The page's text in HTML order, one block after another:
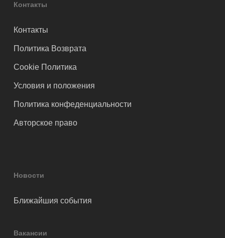
Контакты
Контакты
Политика Возврата
Cookie Политика
Условия и положения
Политика конфеденциальности
Авторское право
Новости
Ближайшия события
Вакансии